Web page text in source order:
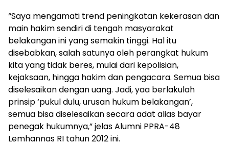
“Saya mengamati trend peningkatan kekerasan dan
main hakim sendiri di tengah masyarakat
belakangan ini yang semakin tinggi. Hal itu
disebabkan, salah satunya oleh perangkat hukum
kita yang tidak beres, mulai dari kepolisian,
kejaksaan, hingga hakim dan pengacara. Semua bisa
diselesaikan dengan uang. Jadi, yaa berlakulah
prinsip ‘pukul dulu, urusan hukum belakangan’,
semua bisa diselesaikan secara adat alias bayar
penegak hukumnya,” jelas Alumni PPRA-48
Lemhannas RI tahun 2012 ini.